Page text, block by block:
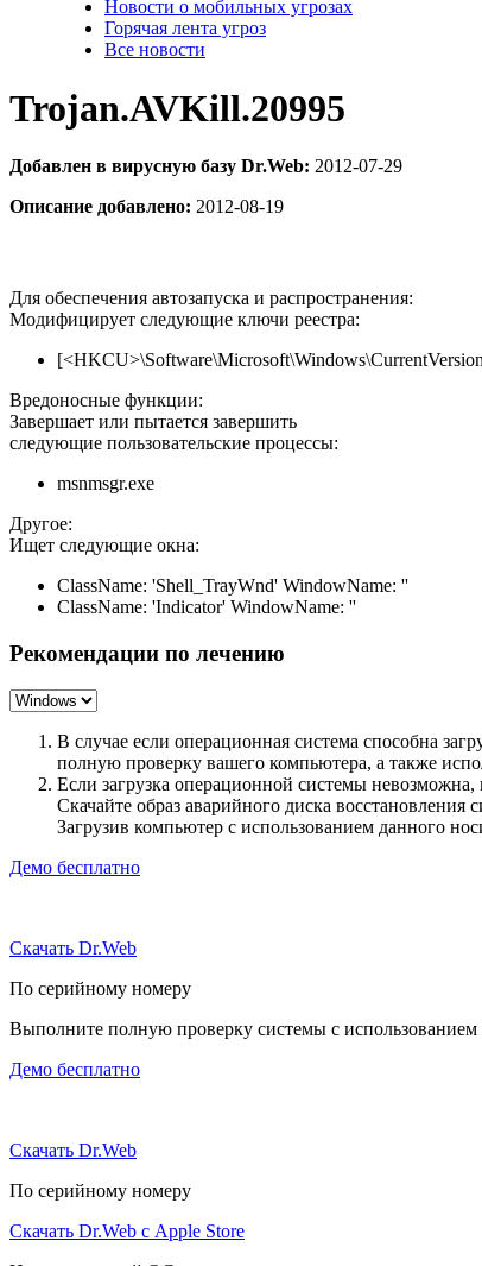
Новости о мобильных угрозах
Горячая лента угроз
Все новости
Trojan.AVKill.20995
Добавлен в вирусную базу Dr.Web: 2012-07-29
Описание добавлено: 2012-08-19
Для обеспечения автозапуска и распространения:
Модифицирует следующие ключи реестра:
Вредоносные функции:
Завершает или пытается завершить
следующие пользовательские процессы:
msnmsgr.exe
Другое:
Ищет следующие окна:
ClassName: 'Shell_TrayWnd' WindowName: ''
ClassName: 'Indicator' WindowName: ''
Рекомендации по лечению
В случае если операционная система способна
полную проверку вашего компьютера, а также
Если загрузка операционной системы
Скачайте образ аварийного диска восстановления
Загрузив компьютер с использованием данного
Демо бесплатно
Скачать Dr.Web
По серийному номеру
Выполните полную проверку системы с
Демо бесплатно
Скачать Dr.Web
По серийному номеру
Скачать Dr.Web с Apple Store